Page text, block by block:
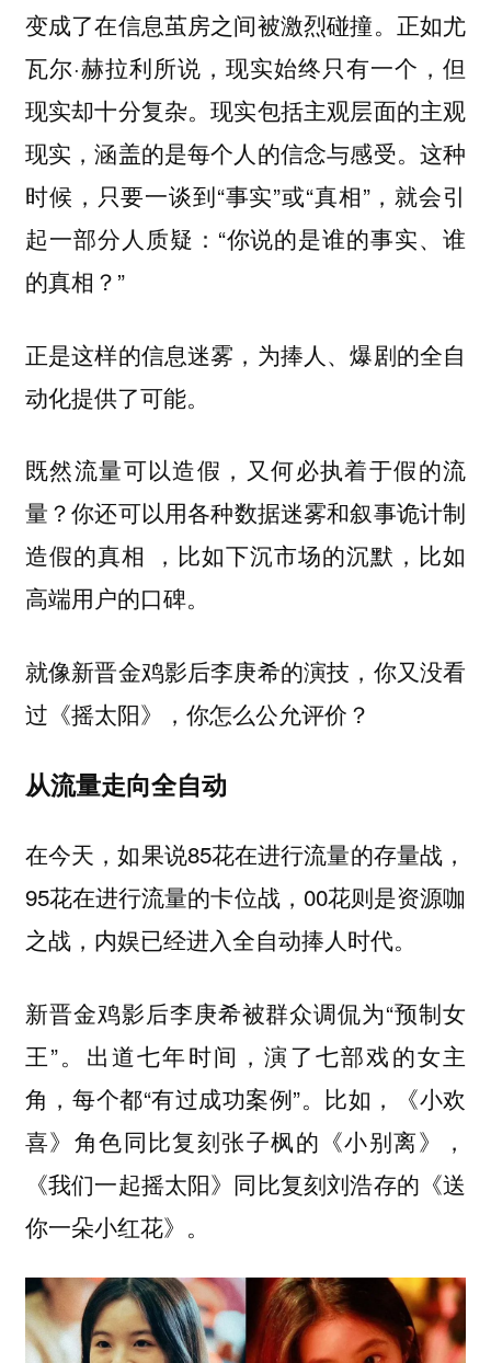
变成了在信息茧房之间被激烈碰撞。正如尤
瓦尔·赫拉利所说，现实始终只有一个，但
现实却十分复杂。现实包括主观层面的主观
现实，涵盖的是每个人的信念与感受。这种
时候，只要一谈到“事实”或“真相”，就会引
起一部分人质疑：“你说的是谁的事实、谁
的真相？”
正是这样的信息迷雾，为捧人、爆剧的全自
动化提供了可能。
既然流量可以造假，又何必执着于假的流
量？你还可以用各种数据迷雾和叙事诡计制
造假的真相 ，比如下沉市场的沉默，比如
高端用户的口碑。
就像新晋金鸡影后李庚希的演技，你又没看
过《摇太阳》，你怎么公允评价？
从流量走向全自动
在今天，如果说85花在进行流量的存量战，
95花在进行流量的卡位战，00花则是资源咖
之战，内娱已经进入全自动捧人时代。
新晋金鸡影后李庚希被群众调侃为“预制女
王”。出道七年时间，演了七部戏的女主
角，每个都“有过成功案例”。比如，《小欢
喜》角色同比复刻张子枫的《小别离》，
《我们一起摇太阳》同比复刻刘浩存的《送
你一朵小红花》。